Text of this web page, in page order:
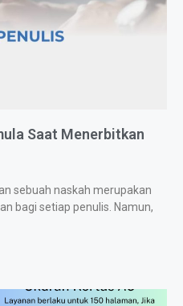
Saat Menerbitkan
sebuah naskah merupakan
bagi setiap penulis. Namun,